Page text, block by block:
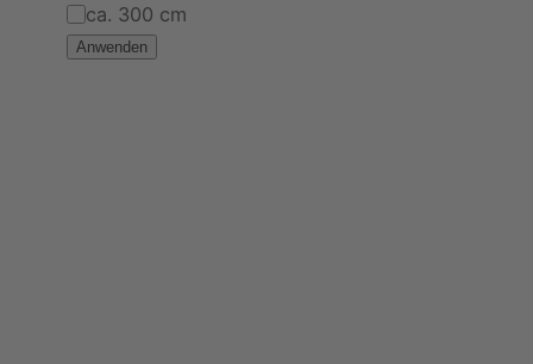
ca. 300 cm
Anwenden